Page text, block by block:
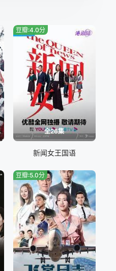
全26集
豆瓣:4.0分
新闻女王国语
豆瓣:5.0分